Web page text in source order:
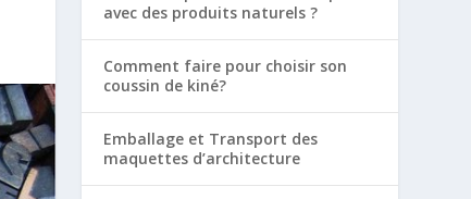
avec des produits naturels ?
Comment faire pour choisir son
coussin de kiné?
Emballage et Transport des
maquettes d’architecture